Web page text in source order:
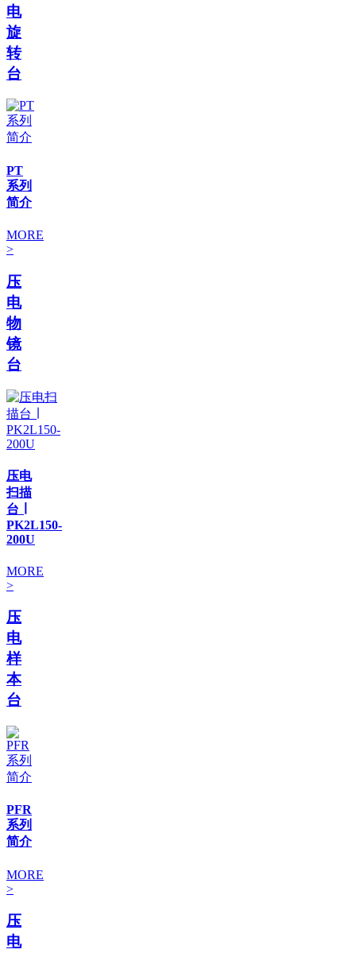
电
旋
转
台
PT
系列
简介
MORE
>
压
电
物
镜
台
压电
扫描
台 ∣
PK2L150-
200U
MORE
>
压
电
样
本
台
PFR
系列
简介
MORE
>
压
电